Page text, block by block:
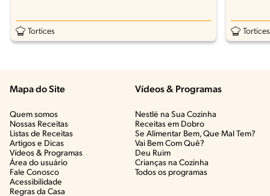
Tortices Tortices
Mapa do Site
Quem somos
Nossas Receitas
Listas de Receitas​
Artigos e Dicas​
Vídeos & Programas​
Área do usuário
Fale Conosco
Acessibilidade
Regras da Casa
Vídeos & Programas​
Nestlé na Sua Cozinha
Receitas em Dobro
Se Alimentar Bem, Que Mal Tem?​
Vai Bem Com Quê?​
Deu Ruim​
Crianças na Cozinha​
Todos os programas